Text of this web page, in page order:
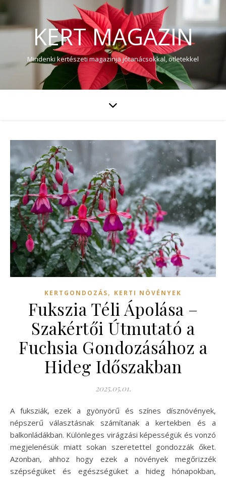
KERT MAGAZIN
Mindenki kertészeti magazinja jótanácsokkal, ötletekkel
KERTGONDOZÁS, KERTI NÖVÉNYEK
Fukszia Téli Ápolása –
Szakértői Útmutató a
Fuchsia Gondozásához a
Hideg Időszakban
2025.05.01.
A fuksziák, ezek a gyönyörű és színes dísznövények,
népszerű választásnak számítanak a kertekben és a
balkonládákban. Különleges virágzási képességük és vonzó
megjelenésük miatt sokan szeretettel gondozzák őket.
Azonban, ahhoz hogy ezek a növények megőrizzék
szépségüket és egészségüket a hideg hónapokban,